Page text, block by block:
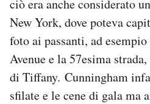
Notifiche mobile
Regala il Post
Hai bisogno di aiuto?
ciò era anche considerato
New York, dove poteva
foto ai passanti, ad
Avenue e la 57esima
di Tiffany. Cunningham
sfilate e le cene di gala ma